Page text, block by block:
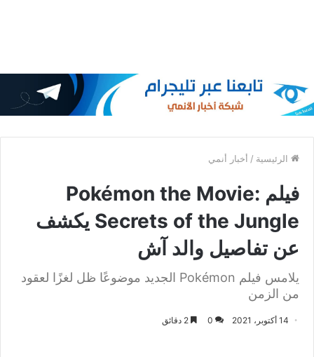
الرئيسية / أخبار أنمي
فيلم Pokémon the Movie:
Secrets of the Jungle يكشف
عن تفاصيل والد آش
يلامس فيلم Pokémon الجديد موضوعًا ظل لغزًا لعقود
من الزمن
14 أكتوبر، 2021 0